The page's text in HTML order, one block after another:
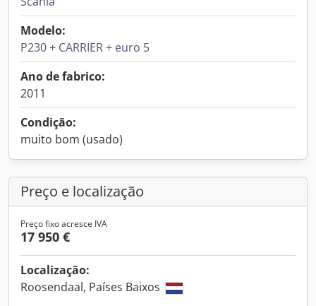
Modelo:
P230 + CARRIER + euro 5
Ano de fabrico:
2011
Condição:
muito bom (usado)
Preço e localização
Preço fixo acresce IVA
17 950 €
Localização:
Roosendaal, Países Baixos